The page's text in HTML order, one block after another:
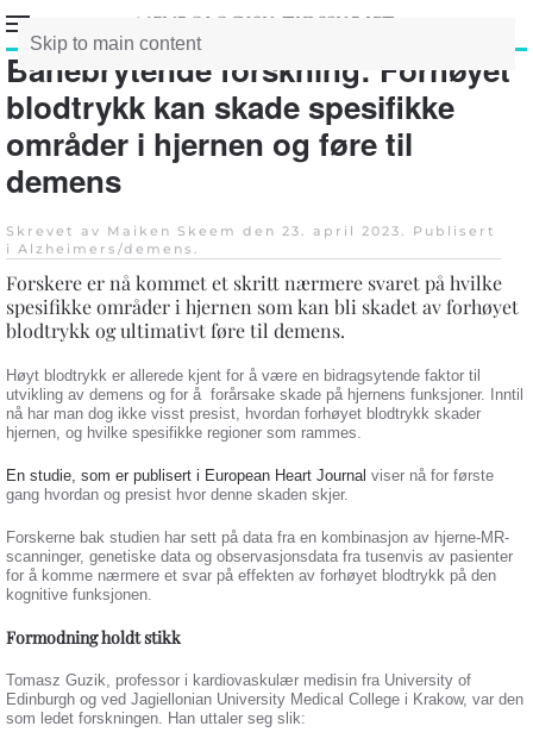
Skip to main content
Banebrytende forskning: Forhøyet
blodtrykk kan skade spesifikke
områder i hjernen og føre til
demens
Skrevet av Maiken Skeem den 23. april 2023. Publisert
i Alzheimers/demens .
Forskere er nå kommet et skritt nærmere svaret på hvilke
spesifikke områder i hjernen som kan bli skadet av forhøyet
blodtrykk og ultimativt føre til demens.
Høyt blodtrykk er allerede kjent for å være en bidragsytende faktor til
utvikling av demens og for å forårsake skade på hjernens funksjoner. Inntil
nå har man dog ikke visst presist, hvordan forhøyet blodtrykk skader
hjernen, og hvilke spesifikke regioner som rammes.
En studie, som er publisert i European Heart Journal viser nå for første
gang hvordan og presist hvor denne skaden skjer.
Forskerne bak studien har sett på data fra en kombinasjon av hjerne-MR-
scanninger, genetiske data og observasjonsdata fra tusenvis av pasienter
for å komme nærmere et svar på effekten av forhøyet blodtrykk på den
kognitive funksjonen.
Formodning holdt stikk
Tomasz Guzik, professor i kardiovaskulær medisin fra University of
Edinburgh og ved Jagiellonian University Medical College i Krakow, var den
som ledet forskningen. Han uttaler seg slik: